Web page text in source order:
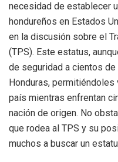
necesidad de establecer
hondureños en Estados
en la discusión sobre el
(TPS). Este estatus,
de seguridad a cientos
Honduras, permitiéndoles
país mientras enfrentan
nación de origen. No
que rodea al TPS y su
muchos a buscar un